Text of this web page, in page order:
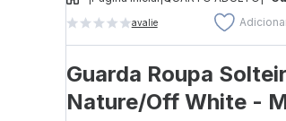
avalie
Guarda Roupa
Nature/Off White -